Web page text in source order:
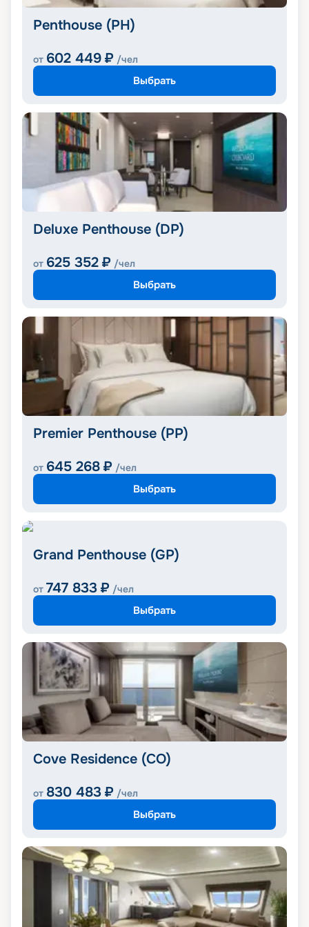
Penthouse (PH)
от 602 449 ₽ /чел
Выбрать
Deluxe Penthouse (DP)
от 625 352 ₽ /чел
Выбрать
Premier Penthouse (PP)
от 645 268 ₽ /чел
Выбрать
Grand Penthouse (GP)
от 747 833 ₽ /чел
Выбрать
Cove Residence (CO)
от 830 483 ₽ /чел
Выбрать